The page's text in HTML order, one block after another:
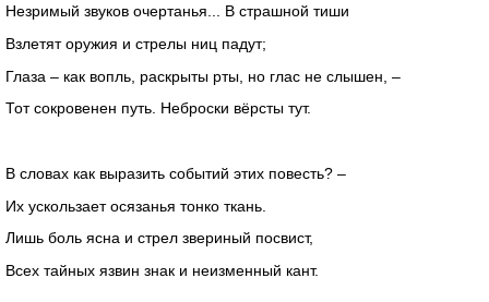
Незримый звуков очертанья... В страшной тиши
Взлетят оружия и стрелы ниц падут;
Глаза – как вопль, раскрыты рты, но глас не слышен, –
Тот сокровенен путь. Неброски вёрсты тут.
В словах как выразить событий этих повесть? –
Их ускользает осязанья тонко ткань.
Лишь боль ясна и стрел звериный посвист,
Всех тайных язвин знак и неизменный кант.